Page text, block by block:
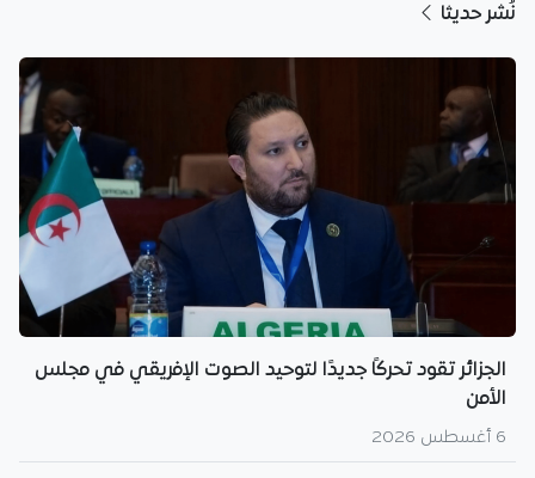
نُشر حديثا
الجزائر تقود تحركًا جديدًا لتوحيد الصوت الإفريقي في مجلس
الأمن
6 أغسطس 2026